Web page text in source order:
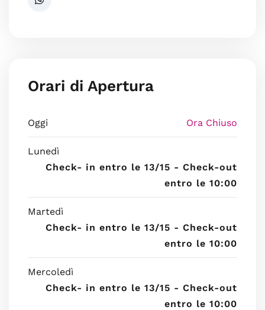
Orari di Apertura
Oggi Ora Chiuso
Lunedì
Check- in entro le 13/15 - Check-out
entro le 10:00
Martedì
Check- in entro le 13/15 - Check-out
entro le 10:00
Mercoledì
Check- in entro le 13/15 - Check-out
entro le 10:00